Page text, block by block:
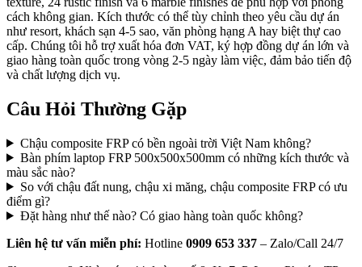
cách không gian. Kích thước có thể tùy chỉnh theo yêu cầu dự án
như resort, khách sạn 4-5 sao, văn phòng hạng A hay biệt thự cao
cấp. Chúng tôi hỗ trợ xuất hóa đơn VAT, ký hợp đồng dự án lớn và
giao hàng toàn quốc trong vòng 2-5 ngày làm việc, đảm bảo tiến độ
và chất lượng dịch vụ.
Câu Hỏi Thường Gặp
Chậu composite FRP có bền ngoài trời Việt Nam không?
Bàn phím laptop FRP 500x500x500mm có những kích thước và
màu sắc nào?
So với chậu đất nung, chậu xi măng, chậu composite FRP có ưu
điểm gì?
Đặt hàng như thế nào? Có giao hàng toàn quốc không?
Liên hệ tư vấn miễn phí: Hotline 0909 653 337 – Zalo/Call 24/7